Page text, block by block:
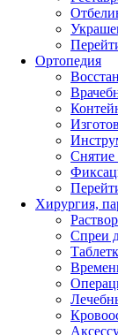
Ортопедия
Снятие
Хирургия,
Спреи